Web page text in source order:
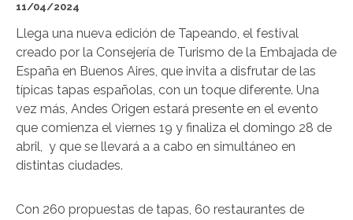
11/04/2024
Llega una nueva edición de Tapeando, el festival
creado por la Consejería de Turismo de la Embajada de
España en Buenos Aires, que invita a disfrutar de las
típicas tapas españolas, con un toque diferente. Una
vez más, Andes Origen estará presente en el evento
que comienza el viernes 19 y finaliza el domingo 28 de
abril, y que se llevará a a cabo en simultáneo en
distintas ciudades.
Con 260 propuestas de tapas, 60 restaurantes de